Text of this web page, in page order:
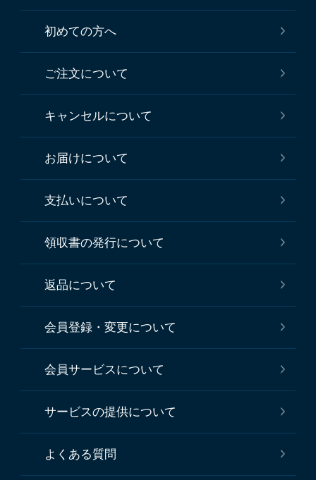
初めての方へ
ご注文について
キャンセルについて
お届けについて
支払いについて
領収書の発行について
返品について
会員登録・変更について
会員サービスについて
サービスの提供について
よくある質問